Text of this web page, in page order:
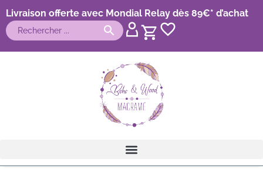
Livraison offerte avec Mondial Relay dès 89€* d’achat